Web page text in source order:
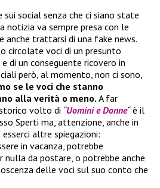
sui social senza che ci siano state
notizia va sempre presa con le
anche trattarsi di una fake news.
circolate voci di un presunto
di un conseguente ricovero in
però, al momento, non ci sono,
se le voci che stanno
alla verità o meno. A far
volto di “Uomini e Donne“è il
Sperti ma, attenzione, anche in
altre spiegazioni:
in vacanza, potrebbe
nulla da postare, o potrebbe anche
delle voci sul suo conto che